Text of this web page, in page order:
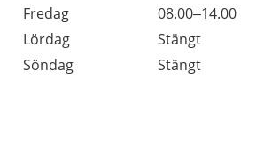
Fredag
08.00–14.00
Lördag
Stängt
Söndag
Stängt